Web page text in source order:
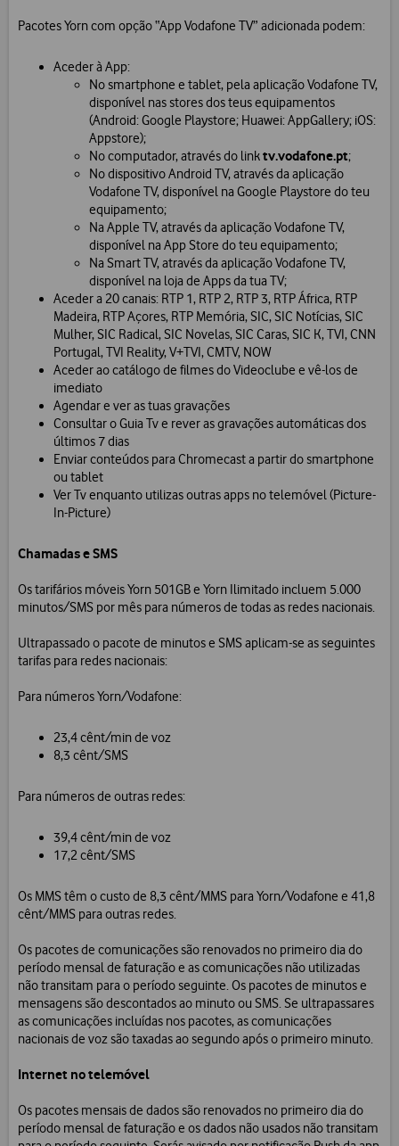
Pacotes Yorn com opção “App Vodafone TV” adicionada podem:
Aceder à App:
No smartphone e tablet, pela aplicação Vodafone TV,
disponível nas stores dos teus equipamentos
(Android: Google Playstore; Huawei: AppGallery; iOS:
Appstore);
No computador, através do linktv.vodafone.pt;
No dispositivo Android TV, através da aplicação
Vodafone TV, disponível na Google Playstore do teu
equipamento;
Na Apple TV, através da aplicação Vodafone TV,
disponível na App Store do teu equipamento;
Na Smart TV, através da aplicação Vodafone TV,
disponível na loja de Apps da tua TV;
Aceder a 20 canais: RTP 1, RTP 2, RTP 3, RTP África, RTP
Madeira, RTP Açores, RTP Memória, SIC, SIC Notícias, SIC
Mulher, SIC Radical, SIC Novelas, SIC Caras, SIC K, TVI, CNN
Portugal, TVI Reality, V+TVI, CMTV, NOW
Aceder ao catálogo de filmes do Videoclube e vê-los de
imediato
Agendar e ver as tuas gravações
Consultar o Guia Tv e rever as gravações automáticas dos
últimos 7 dias
Enviar conteúdos para Chromecast a partir do smartphone
ou tablet
Ver Tv enquanto utilizas outras apps no telemóvel (Picture-
In-Picture)
Chamadas e SMS
Os tarifários móveis Yorn 501GB e Yorn Ilimitado incluem 5.000
minutos/SMS por mês para números de todas as redes nacionais.
Ultrapassado o pacote de minutos e SMS aplicam-se as seguintes
tarifas para redes nacionais:
Para números Yorn/Vodafone:
23,4 cênt/min de voz
8,3 cênt/SMS
Para números de outras redes:
39,4 cênt/min de voz
17,2 cênt/SMS
Os MMS têm o custo de 8,3 cênt/MMS para Yorn/Vodafone e 41,8
cênt/MMS para outras redes.
Os pacotes de comunicações são renovados no primeiro dia do
período mensal de faturação e as comunicações não utilizadas
não transitam para o período seguinte. Os pacotes de minutos e
mensagens são descontados ao minuto ou SMS. Se ultrapassares
as comunicações incluídas nos pacotes, as comunicações
nacionais de voz são taxadas ao segundo após o primeiro minuto.
Internet no telemóvel
Os pacotes mensais de dados são renovados no primeiro dia do
período mensal de faturação e os dados não usados não transitam